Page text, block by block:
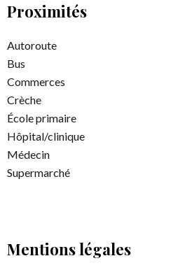
Proximités
Autoroute
Bus
Commerces
Crèche
École primaire
Hôpital/clinique
Médecin
Supermarché
Mentions légales